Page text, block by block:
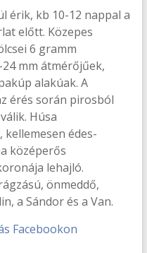
érik, kb 10-12 nappal a
előtt. Közepes
6 gramm
mm átmérőjűek,
alakúak. A
érés során pirosból
Húsa
kellemesen édes-
középerős
lehajló.
önmeddő,
a Sándor és a Van.
Facebookon